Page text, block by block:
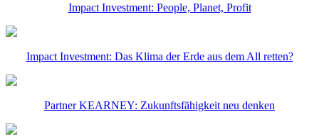
Impact Investment: People, Planet, Profit
Impact Investment: Das Klima der Erde aus dem All retten?
Partner KEARNEY: Zukunftsfähigkeit neu denken